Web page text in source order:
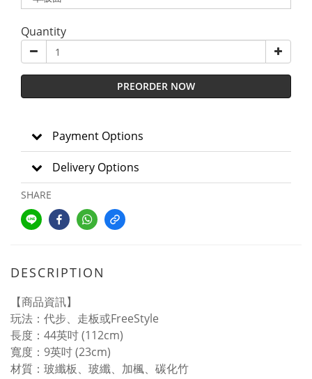
Quantity
PREORDER NOW
Payment Options
Delivery Options
SHARE
DESCRIPTION
【商品資訊】
玩法：代步、走板或FreeStyle
長度：44英吋 (112cm)
寬度：9英吋 (23cm)
材質：玻纖板、玻纖、加楓、碳化竹